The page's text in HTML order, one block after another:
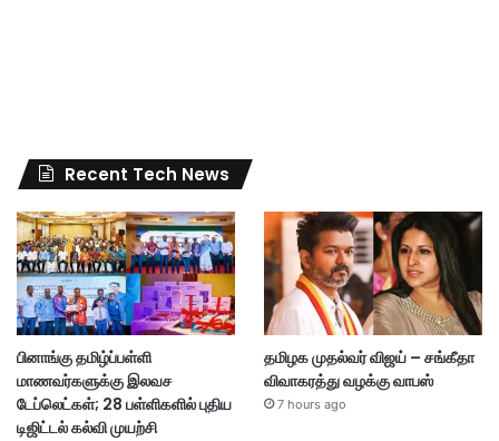
Recent Tech News
பினாங்கு தமிழ்ப்பள்ளி
மாணவர்களுக்கு இலவச
டேப்லெட்கள்; 28 பள்ளிகளில் புதிய
டிஜிட்டல் கல்வி முயற்சி
தமிழக முதல்வர் விஜய் – சங்கீதா
விவாகரத்து வழக்கு வாபஸ்
7 hours ago